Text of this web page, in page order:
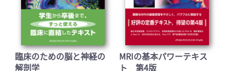
臨床のための脳と神経の
解剖学
MRIの基本パワーテキス
ト 第4版